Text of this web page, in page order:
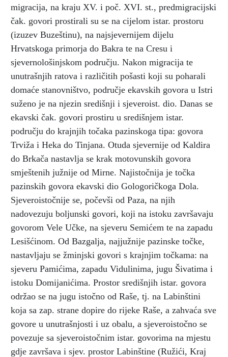
migracija, na kraju XV. i poč. XVI. st., predmigracijski
čak. govori prostirali su se na cijelom istar. prostoru
(izuzev Buzeštinu), na najsjevernijem dijelu
Hrvatskoga primorja do Bakra te na Cresu i
sjevernološinjskom području. Nakon migracija te
unutrašnjih ratova i različitih pošasti koji su poharali
domaće stanovništvo, područje ekavskih govora u Istri
suženo je na njezin središnji i sjeveroist. dio. Danas se
ekavski čak. govori prostiru u središnjem istar.
području do krajnjih točaka pazinskoga tipa: govora
Trviža i Heka do Tinjana. Otuda sjevernije od Kaldira
do Brkača nastavlja se krak motovunskih govora
smještenih južnije od Mirne. Najistočnija je točka
pazinskih govora ekavski dio Gologoričkoga Dola.
Sjeveroistočnije se, počevši od Paza, na njih
nadovezuju boljunski govori, koji na istoku završavaju
govorom Vele Učke, na sjeveru Semićem te na zapadu
Lesišćinom. Od Bazgalja, najjužnije pazinske točke,
nastavljaju se žminjski govori s krajnjim točkama: na
sjeveru Pamićima, zapadu Vidulinima, jugu Šivatima i
istoku Domijanićima. Prostor središnjih istar. govora
održao se na jugu istočno od Raše, tj. na Labinštini
koja sa zap. strane dopire do rijeke Raše, a zahvaća sve
govore u unutrašnjosti i uz obalu, a sjeveroistočno se
povezuje sa sjeveroistočnim istar. govorima na mjestu
gdje završava i sjev. prostor Labinštine (Ružići, Kraj